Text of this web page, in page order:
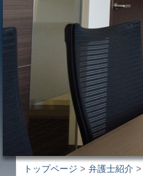
トップページ > 弁護士紹介 >